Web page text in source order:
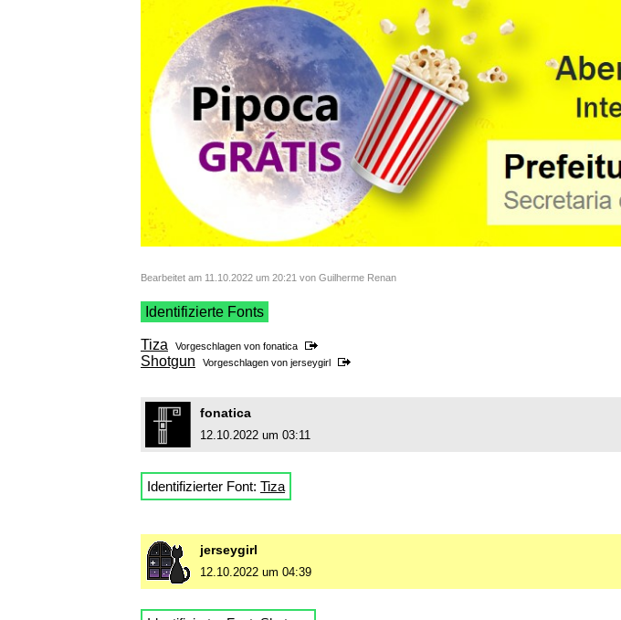
Bearbeitet am 11.10.2022 um 20:21 von Guilherme Renan
Identifizierte Fonts
Tiza Vorgeschlagen von fonatica
Shotgun Vorgeschlagen von jerseygirl
fonatica
12.10.2022 um 03:11
Identifizierter Font: Tiza
jerseygirl
12.10.2022 um 04:39